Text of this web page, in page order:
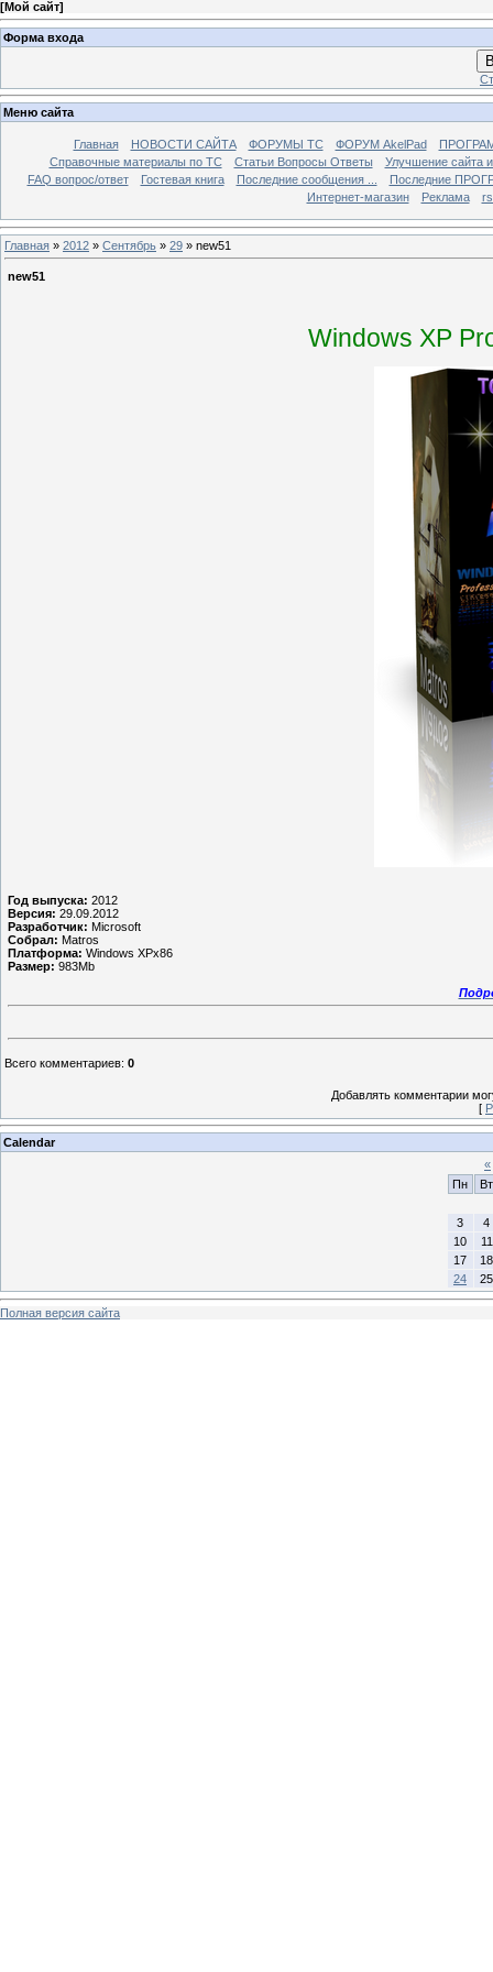
[Мой сайт]
Форма входа
Меню сайта
Главная НОВОСТИ САЙТА ФОРУМЫ TC ФОРУМ AkelPad
Справочные материалы по TС
Статьи Вопросы Ответы
Улучшение сайта
FAQ вопрос/ответ
Гостевая книга Последние сообщения ...
Последние
Интернет-магазин
Реклама
Главная » 2012 » Сентябрь » 29 » new51
new51
Windows XP
Год выпуска: 2012
Версия: 29.09.2012
Разработчик: Microsoft
Собрал: Matros
Платформа: Windows XPx86
Размер: 983Mb
Всего комментариев: 0
Добавлять комментарии
[
Calendar
«
Пн
Вт
3
4
10
11
17
18
24
25
Полная версия сайта